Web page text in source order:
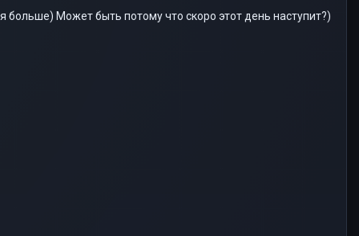
Может быть потому что скоро этот день наступит?)